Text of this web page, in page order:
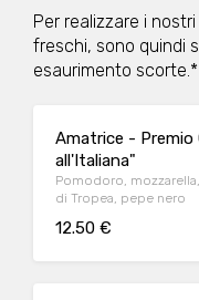
Per realizzare i
freschi, sono quindi
esaurimento
Amatrice - Premio
all'Italiana"
Pomodoro,
di Tropea, pepe nero
12.50 €